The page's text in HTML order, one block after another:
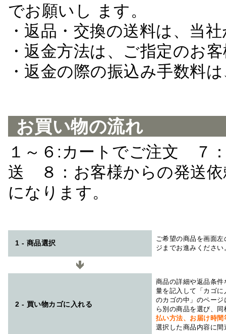
でお願いし ます。
・返品・交換の送料は、当
・返金方法は、ご指定のお
・返金の際の振込み手数料
お買い物の流れ
１～６:カートでご注文 ７
送 ８：お客様からの発送
になります。
1 - 商品選択
ご希望の商品を画面
ジまでお進みください
2 - 買い物カゴに入れる
商品の詳細や返品条
量を記入して「カゴ
のカゴの中」のペー
ら別の商品を選び、
払い方法、お届け時
選択した商品内容に